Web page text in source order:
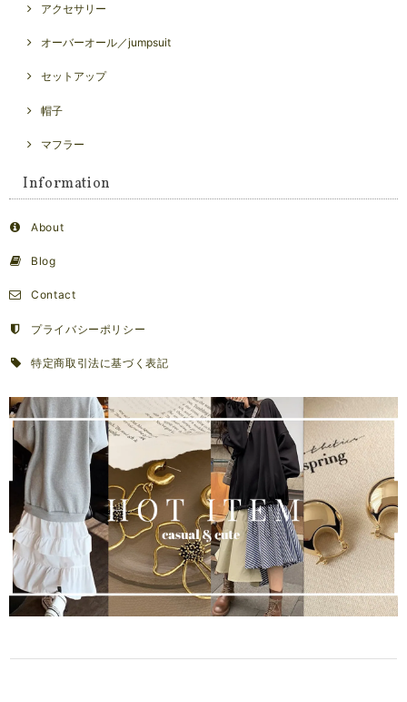
アクセサリー
オーバーオール／jumpsuit
セットアップ
帽子
マフラー
Information
About
Blog
Contact
プライバシーポリシー
特定商取引法に基づく表記